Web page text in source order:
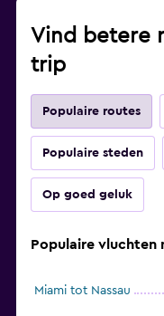
Vind betere
trip
Populaire routes
Populaire steden
Op goed geluk
Populaire vluchten
Miami tot Nassau